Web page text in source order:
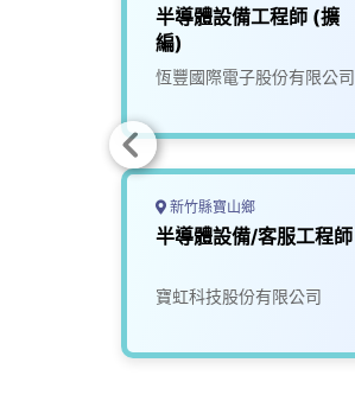
半導體設備工程師 (擴
編)
恆豐國際電子股份有限公司
新竹縣寶山鄉
半導體設備/客服工程師
寶虹科技股份有限公司